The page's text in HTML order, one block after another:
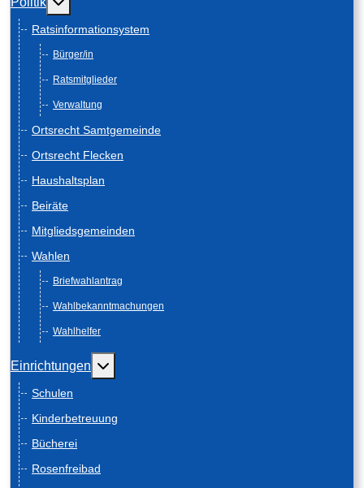
Ratsinformationsystem
Bürger/in
Ratsmitglieder
Verwaltung
Ortsrecht Samtgemeinde
Ortsrecht Flecken
Haushaltsplan
Beiräte
Mitgliedsgemeinden
Wahlen
Briefwahlantrag
Wahlbekanntmachungen
Wahlhelfer
Einrichtungen Weitere Informationen: Einrichtungen
Schulen
Kinderbetreuung
Bücherei
Rosenfreibad